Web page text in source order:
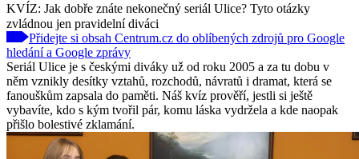
KVÍZ: Jak dobře znáte nekonečný seriál Ulice? Tyto otázky
zvládnou jen pravidelní diváci
Přidejte si obsah Centrum.cz do oblíbených zdrojů pro Google
hledání a Google zprávy
Seriál Ulice je s českými diváky už od roku 2005 a za tu dobu v
něm vznikly desítky vztahů, rozchodů, návratů i dramat, která se
fanouškům zapsala do paměti. Náš kvíz prověří, jestli si ještě
vybavíte, kdo s kým tvořil pár, komu láska vydržela a kde naopak
přišlo bolestivé zklamání.